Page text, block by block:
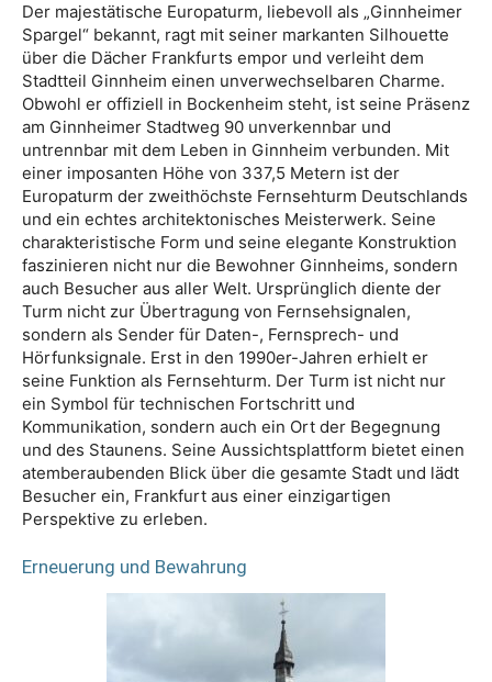
Der majestätische Europaturm, liebevoll als „Ginnheimer
Spargel“ bekannt, ragt mit seiner markanten Silhouette
über die Dächer Frankfurts empor und verleiht dem
Stadtteil Ginnheim einen unverwechselbaren Charme.
Obwohl er offiziell in Bockenheim steht, ist seine Präsenz
am Ginnheimer Stadtweg 90 unverkennbar und
untrennbar mit dem Leben in Ginnheim verbunden. Mit
einer imposanten Höhe von 337,5 Metern ist der
Europaturm der zweithöchste Fernsehturm Deutschlands
und ein echtes architektonisches Meisterwerk. Seine
charakteristische Form und seine elegante Konstruktion
faszinieren nicht nur die Bewohner Ginnheims, sondern
auch Besucher aus aller Welt. Ursprünglich diente der
Turm nicht zur Übertragung von Fernsehsignalen,
sondern als Sender für Daten-, Fernsprech- und
Hörfunksignale. Erst in den 1990er-Jahren erhielt er
seine Funktion als Fernsehturm. Der Turm ist nicht nur
ein Symbol für technischen Fortschritt und
Kommunikation, sondern auch ein Ort der Begegnung
und des Staunens. Seine Aussichtsplattform bietet einen
atemberaubenden Blick über die gesamte Stadt und lädt
Besucher ein, Frankfurt aus einer einzigartigen
Perspektive zu erleben.
Erneuerung und Bewahrung